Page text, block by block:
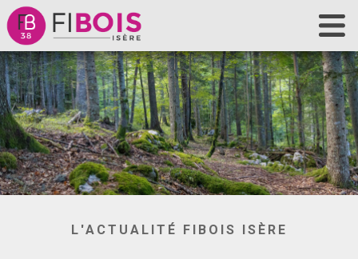
Accueil
Fibois Isère
La filière
Nos actions
Les outils
Contact
L'ACTUALITÉ FIBOIS ISÈRE